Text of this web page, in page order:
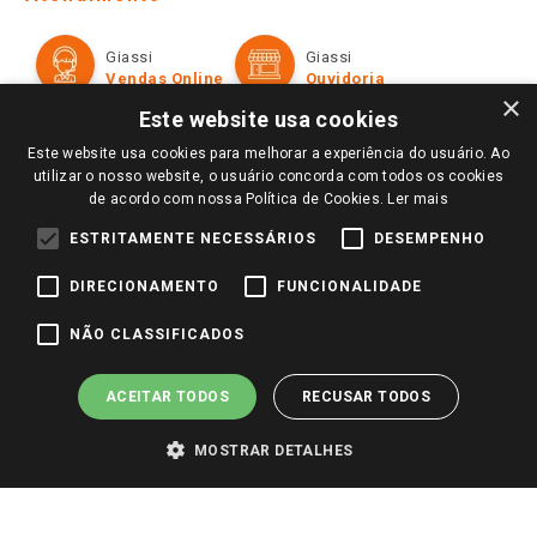
Televendas
Perguntas frequentes
Trabalhe Conosco
Identidade Visual
Formas de Pagamento
Políticas de entrega
Trocas e Devoluções
Giassi
Vendas Online
Giassi
Ouvidoria
Redes Sociais
Pagamento e Segurança
×
Este website usa cookies
Este website usa cookies para melhorar a experiência do usuário. Ao
utilizar o nosso website, o usuário concorda com todos os cookies
de acordo com nossa Política de Cookies. Ler mais
ESTRITAMENTE NECESSÁRIOS DESEMPENHO
DIRECIONAMENTO FUNCIONALIDADE
NÃO CLASSIFICADOS
ACEITAR TODOS RECUSAR TODOS
MOSTRAR DETALHES